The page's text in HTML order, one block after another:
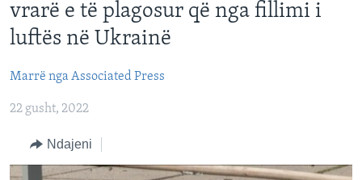
tek
faqja
Kalo
tek
AMERIKA
EVROPA
BOTA
MJEDISI
KULTURË
DITARI
Learning English
FOLLOW US
vrarë e të plagosur që nga fillimi i
luftës në Ukrainë
Marrë nga Associated Press
22 gusht, 2022
Ndajeni